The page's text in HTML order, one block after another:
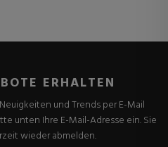
ERHALTEN
und Trends per E-Mail
unten Ihre E-Mail-Adresse ein. Sie
wieder abmelden.